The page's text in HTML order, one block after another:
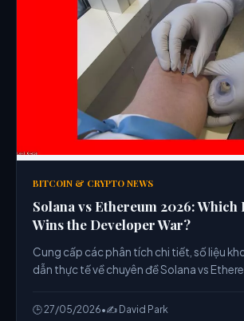
BITCOIN & CRYPTO NEWS
Solana vs Ethereum 2026:
Wins the Developer War?
Cung cấp các phân tích chi tiết, số liệu
dẫn thực tế về chuyên đề Solana vs
🕒 27/05/2026•✍️ David Park